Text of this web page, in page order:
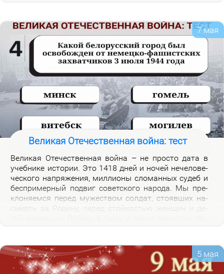
вер­си­те­та.
7 мая
Великая Отечественная война: тест
Ве­ли­кая Оте­че­ствен­ная вой­на – не про­сто да­та в
учеб­ни­ке ис­то­рии. Это 1418 дней и но­чей нече­ло­ве­
че­ско­го на­пря­же­ния, мил­ли­о­ны сло­ман­ных су­деб и
бес­при­мер­ный по­двиг со­вет­ско­го на­ро­да. Мы пре­
кло­ня­ем­ся пе­ред му­же­ством сол­дат, сто­яв­ших на­
ям.
5 мая